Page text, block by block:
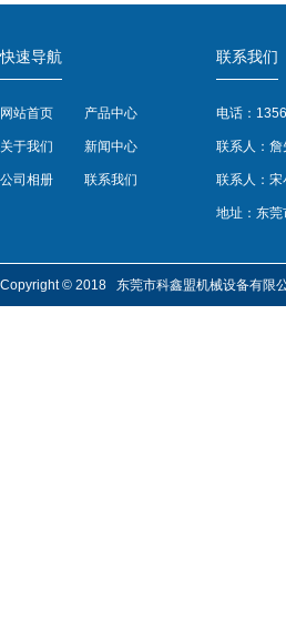
快速导航
网站首页 产品中心
关于我们 新闻中心
公司相册 联系我们
联系我们
电话：
联系人：詹
联系人：宋
地址：东
Copyright © 2018 东莞市科鑫盟机械设备有限